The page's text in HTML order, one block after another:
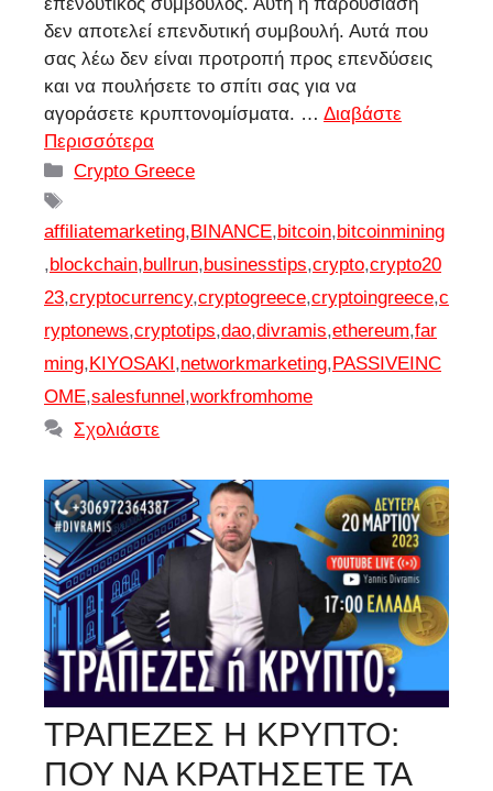
δεν αποτελεί επενδυτική συμβουλή. Αυτά που
σας λέω δεν είναι προτροπή προς επενδύσεις
και να πουλήσετε το σπίτι σας για να
αγοράσετε κρυπτονομίσματα. … Διαβάστε
Περισσότερα
Κατηγορίες
Crypto Greece
affiliatemarketing,BINANCE,bitcoin,bitcoinmining
,blockchain,bullrun,businesstips,crypto,crypto20
23,cryptocurrency,cryptogreece,cryptoingreece,c
ryptonews,cryptotips,dao,divramis,ethereum,far
ming,KIYOSAKI,networkmarketing,PASSIVEINC
OME,salesfunnel,workfromhome
Σχολιάστε
ΤΡΑΠΕΖΕΣ Η ΚΡΥΠΤΟ:
ΠΟΥ ΝΑ ΚΡΑΤΗΣΕΤΕ ΤΑ